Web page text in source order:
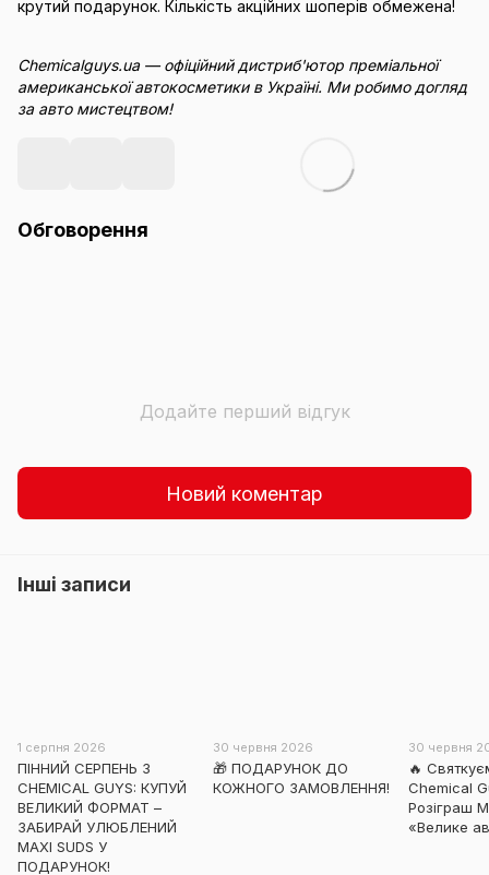
крутий подарунок. Кількість акційних шоперів обмежена!
Chemicalguys.ua — офіційний дистриб'ютор преміальної
американської автокосметики в Україні. Ми робимо догляд
за авто мистецтвом!
Обговорення
Додайте перший відгук
Новий коментар
Інші записи
1 серпня 2026
ПІННИЙ СЕРПЕНЬ З
CHEMICAL GUYS: КУПУЙ
ВЕЛИКИЙ ФОРМАТ –
ЗАБИРАЙ УЛЮБЛЕНИЙ
MAXI SUDS У
ПОДАРУНОК!
30 червня 2026
🎁 ПОДАРУНОК ДО
КОЖНОГО ЗАМОВЛЕННЯ!
30 червня
🔥
Chemical
Розіграш
«Велике